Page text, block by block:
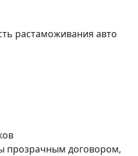
растаможивания авто
договором,